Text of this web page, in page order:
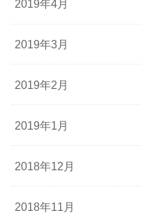
2019年4月
2019年3月
2019年2月
2019年1月
2018年12月
2018年11月